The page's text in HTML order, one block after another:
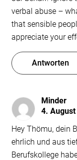
verbal abuse –
that sensible
appreciate your
Antworten
Minder
4.
Hey Thömu, dein
ehrlich und aus
Berufskollege